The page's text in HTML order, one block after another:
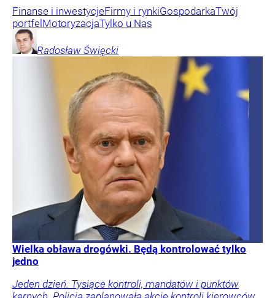
Finanse i inwestycjeFirmy i rynkiGospodarkaTwój
portfel MotoryzacjaTylko u Nas
Radosław Święcki
Wielka obława drogówki. Będą kontrolować tylko
jedno
Jeden dzień. Tysiące kontroli, mandatów i punktów